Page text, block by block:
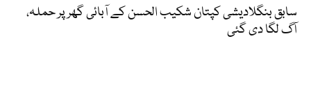
سابق بنگلادیشی کپتان شکیب الحسن کے آبائی گھر پر حملہ،
آگ لگا دی گئی